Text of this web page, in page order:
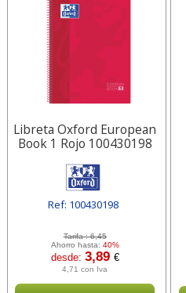
Libreta Oxford European
Book 1 Rojo 100430198
Ref: 100430198
Tarifa :6,45
Ahorro hasta: 40%
desde: 3,89 €
4,71 con Iva